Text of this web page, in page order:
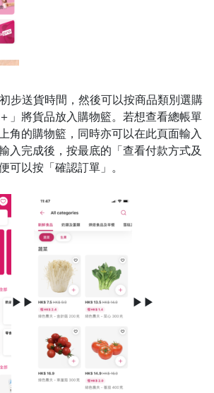
步送貨時間，然後可以按商品類別選購
」將貨品放入購物籃。若想查看總帳單
角的購物籃，同時亦可以在此頁面輸入
入完成後，按最底的「查看付款方式及
可以按「確認訂單」。
▶▶ ▶▶